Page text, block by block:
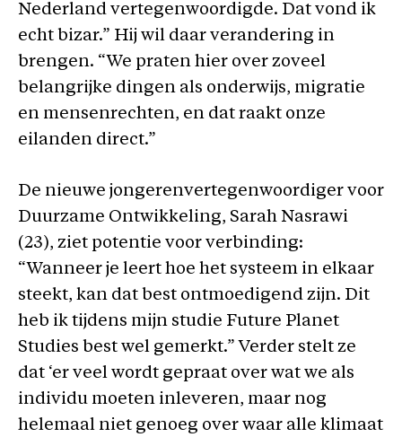
Nederland vertegenwoordigde. Dat vond ik
echt bizar.” Hij wil daar verandering in
brengen. “We praten hier over zoveel
belangrijke dingen als onderwijs, migratie
en mensenrechten, en dat raakt onze
eilanden direct.”
De nieuwe jongerenvertegenwoordiger voor
Duurzame Ontwikkeling, Sarah Nasrawi
(23), ziet potentie voor verbinding:
“Wanneer je leert hoe het systeem in elkaar
steekt, kan dat best ontmoedigend zijn. Dit
heb ik tijdens mijn studie Future Planet
Studies best wel gemerkt.” Verder stelt ze
dat ‘er veel wordt gepraat over wat we als
individu moeten inleveren, maar nog
helemaal niet genoeg over waar alle klimaat